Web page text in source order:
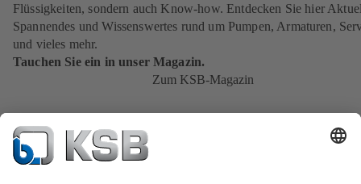
Flüssigkeiten, sondern auch Know-how. Entdecken Sie hier
Spannendes und Wissenswertes rund um Pumpen, Armaturen,
und vieles mehr.
Tauchen Sie ein in unser Magazin.
Zum KSB-Magazin